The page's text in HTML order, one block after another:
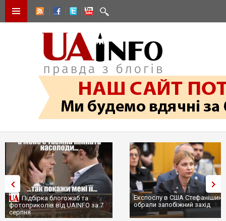
Підбірка блогожаб та
фотоприколів від UAINFO за 7
серпня
Експослу в США
обрали запобіжний захід